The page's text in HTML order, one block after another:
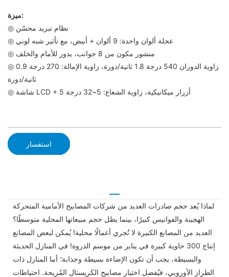
ميزة:
◎ نظام تبريد محسّن
◎ عجلة ألوان واحدة: 9 ألوان + أبيض، مع تأثير شبه لوني
◎ منشور مكون من 8 جوانب، يدور للأمام والخلف
◎ زاوية الدوران 540 درجة 1.8 ثانية/دورة، زاوية الإمالة: 270 درجة 0.9
ثانية/دورة
◎ شاشة LCD + 5 أزرار ميكانيكية، زاوية الشعاع: 5~32 درجة
استفسار
لماذا يُعد حجم صادرات العديد من شركات المصابيح الأمامية المتحركة
الهجينة والفوانيس كبيرًا، بينما يظل حجم مبيعاتها المحلية متوسطًا؟
العديد من المصانع الكبيرة لا تُجري أعمالًا محلية! يُمكن لبعض المصانع
إنتاج 300 حاوية كبيرة في يناير من موسم الذروة! في المنازل الحديثة
والبسيطة، يجب أن تكون الإضاءة بسيطة وجذابة؛ أما المنازل ذات
الطراز الأوروبي، فيُفضل اختيار مصابيح الكريستال المُريحة. احتياطات